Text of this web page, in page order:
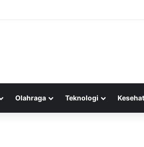
Meningkatnya E-commerce di Indonesia
Olahraga Teknologi